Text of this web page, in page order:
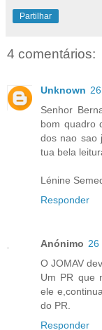
Partilhar
4 comentários:
Unknown
Senhor
bom quadro
dos nao sao
tua bela
Lénine
Responder
Anónimo 26
O JOMAV
Um PR que
ele
do PR.
Responder